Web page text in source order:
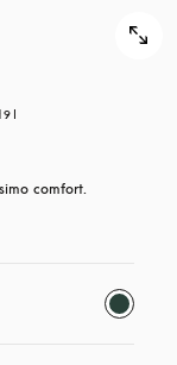
comfort.